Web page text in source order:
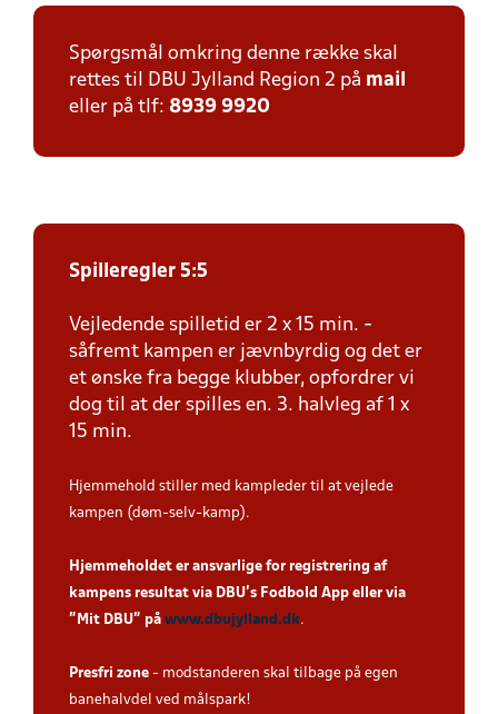
Spørgsmål omkring denne række skal
rettes til DBU Jylland Region 2 på mail
eller på tlf: 8939 9920
Spilleregler 5:5
Vejledende spilletid er 2 x 15 min. -
såfremt kampen er jævnbyrdig og det er
et ønske fra begge klubber, opfordrer vi
dog til at der spilles en. 3. halvleg af 1 x
15 min.
Hjemmehold stiller med kampleder til at vejlede
kampen (døm-selv-kamp).
Hjemmeholdet er ansvarlige for registrering af
kampens resultat via DBU’s Fodbold App eller via
”Mit DBU” på www.dbujylland.dk.
Presfri zone - modstanderen skal tilbage på egen
banehalvdel ved målspark!